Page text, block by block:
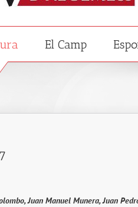
El Camp
Juan Manuel Munera, Juan